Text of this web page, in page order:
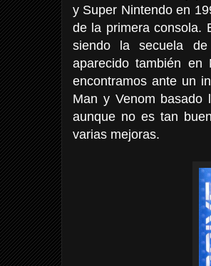
y Super Nintendo en
de la primera consola.
siendo la secuela de
aparecido también
encontramos ante un
Man y Venom
aunque no es tan
varias mejoras.